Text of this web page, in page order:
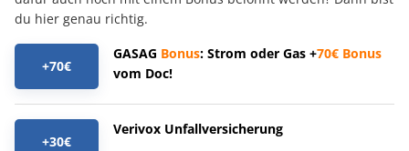
du hier genau richtig.
+70€
GASAG Bonus: Strom oder Gas +70€ Bonus
vom Doc!
+30€
Verivox Unfallversicherung